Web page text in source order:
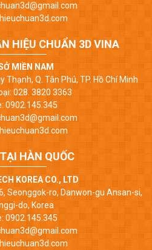
HIỆU CHUẨN 3D VINA
MIỀN NAM
Thạnh, Q. Tân Phú, TP. Hồ Chí Minh
028. 3820 3363
0902.145.345
HÀN QUỐC
KOREA CO., LTD
Seonggok-ro, Danwon-gu Ansan-si,
do, Korea
0902.145.345